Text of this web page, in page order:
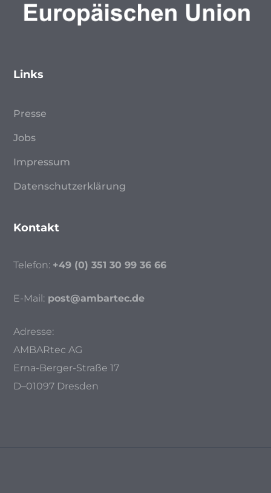
Links
Presse
Jobs
Impressum
Datenschutzerklärung
Kontakt
Telefon: +49 (0) 351 30 99 36 66
E-Mail: post@ambartec.de
Adresse:
AMBARtec AG
Erna-Berger-Straße 17
D–01097 Dresden